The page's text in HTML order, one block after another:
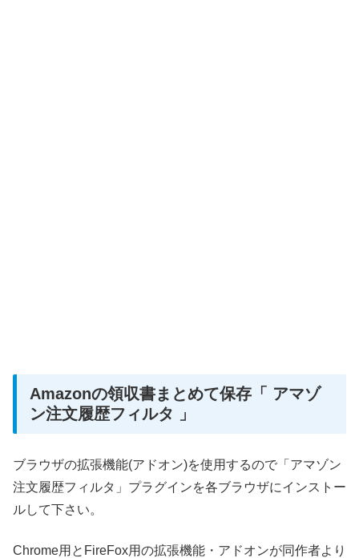
Amazonの領収書まとめて保存「 アマゾ
ン注文履歴フィルタ 」
ブラウザの拡張機能(アドオン)を使用するので「アマゾン
注文履歴フィルタ」プラグインを各ブラウザにインストー
ルして下さい。
Chrome用とFireFox用の拡張機能・アドオンが同作者より